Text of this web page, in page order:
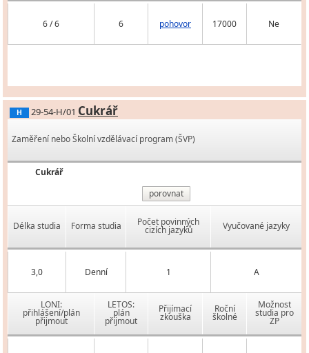
6 / 6 6 pohovor 17000 Ne
H 29-54-H/01 Cukrář
Zaměření nebo Školní vzdělávací program (ŠVP)
Cukrář
porovnat
Délka studia Forma studia Počet povinných
cizích jazyků Vyučované jazyky
3,0 Denní 1 A
LONI:
přihlášení/plán
přijmout
LETOS:
plán
přijmout
Přijímací
zkouška
Roční
školné
Možnost
studia pro
ZP